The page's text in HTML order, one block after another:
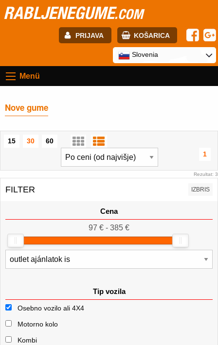
RABLJENEGUME.COM
PRIJAVA KOŠARICA
Geslo:
Slovenia
Menü
Nove gume
15 30
60
1
Rezultat: 3
FILTER IZBRIS
Cena
97 € - 385 €
Tip vozila
Osebno vozilo ali 4X4
Motorno kolo
Kombi